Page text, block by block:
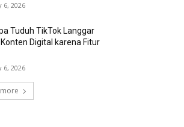
6, 2026
Tuduh TikTok Langgar
Digital karena Fitur
6, 2026